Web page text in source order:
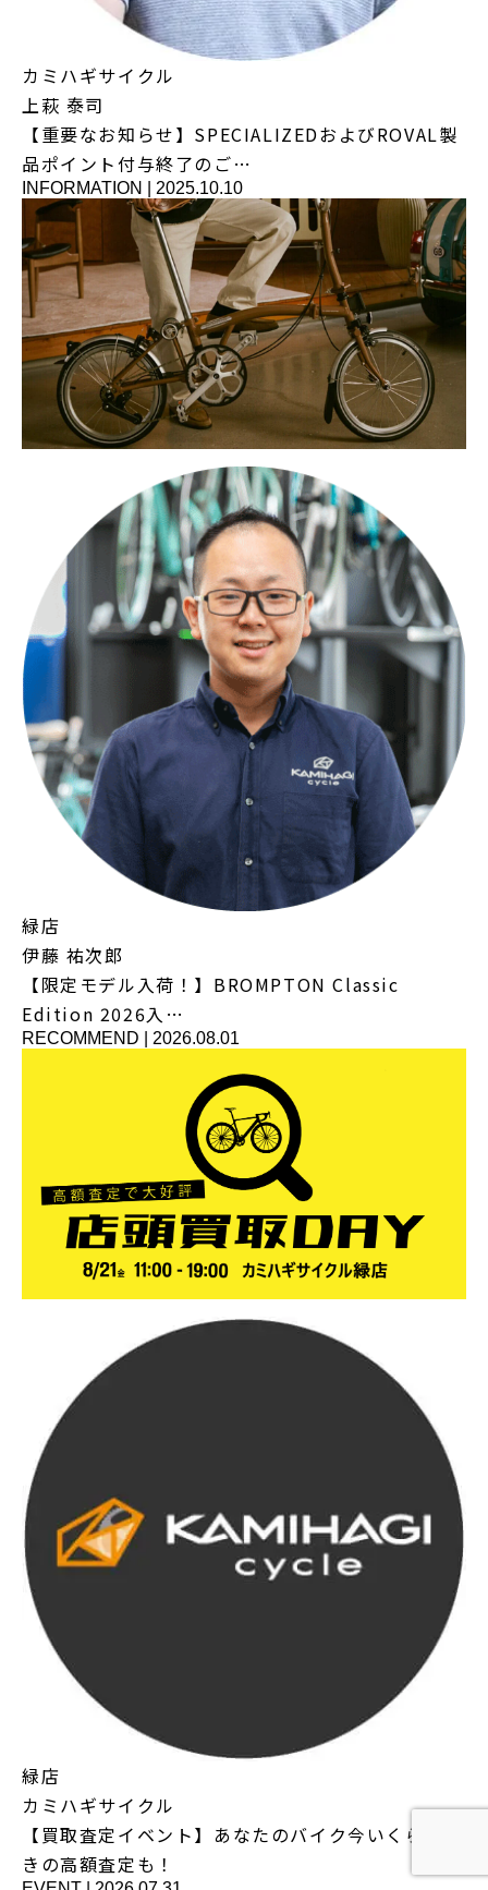
カミハギサイクル
上萩 泰司
【重要なお知らせ】SPECIALIZEDおよびROVAL製
品ポイント付与終了のご…
INFORMATION 2025.10.10
緑店
伊藤 祐次郎
【限定モデル入荷！】BROMPTON Classic
Edition 2026入…
RECOMMEND 2026.08.01
緑店
カミハギサイクル
【買取査定イベント】あなたのバイク今いくら？驚
きの高額査定も！